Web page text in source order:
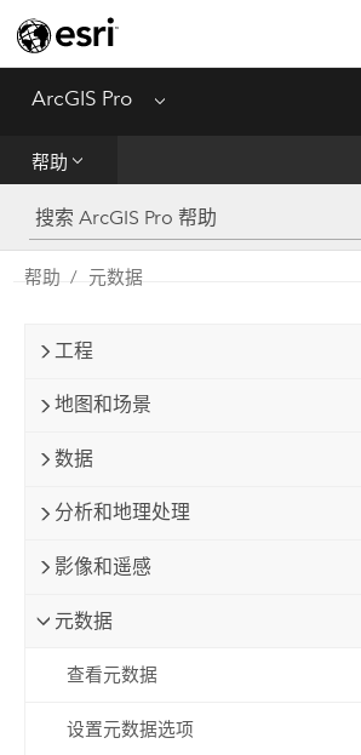
ArcGIS Pro Menu
帮助
工具参考
Python
帮助 元数据
工程
地图和场景
数据
分析和地理处理
影像和遥感
元数据
查看元数据
设置元数据选项